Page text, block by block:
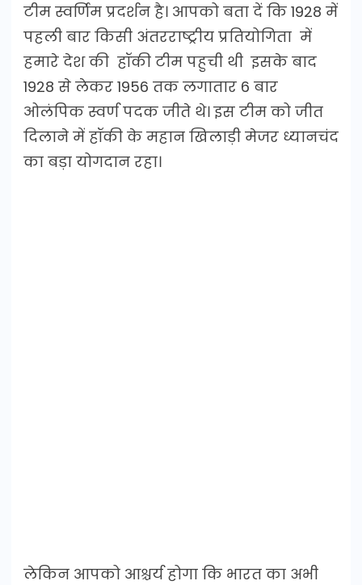
टीम स्वर्णिम प्रदर्शन है। आपको बता दें कि 1928 में
पहली बार किसी अंतरराष्ट्रीय प्रतियोगिता में
हमारे देश की हॉकी टीम पहुची थी इसके बाद
1928 से लेकर 1956 तक लगातार 6 बार
ओलंपिक स्वर्ण पदक जीते थे। इस टीम को जीत
दिलाने में हॉकी के महान खिलाड़ी मेजर ध्यानचंद
का बड़ा योगदान रहा।
लेकिन आपको आश्चर्य होगा कि भारत का अभी